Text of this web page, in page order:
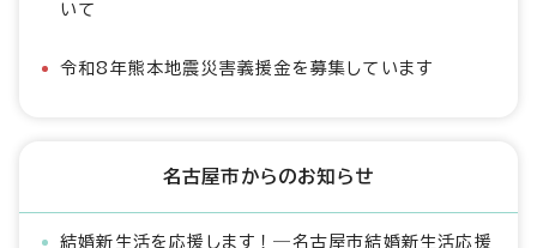
いて
令和8年熊本地震災害義援金を募集しています
名古屋市からのお知らせ
結婚新生活を応援します！―名古屋市結婚新生活応援